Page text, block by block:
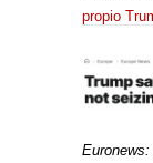
propio
Euronews: